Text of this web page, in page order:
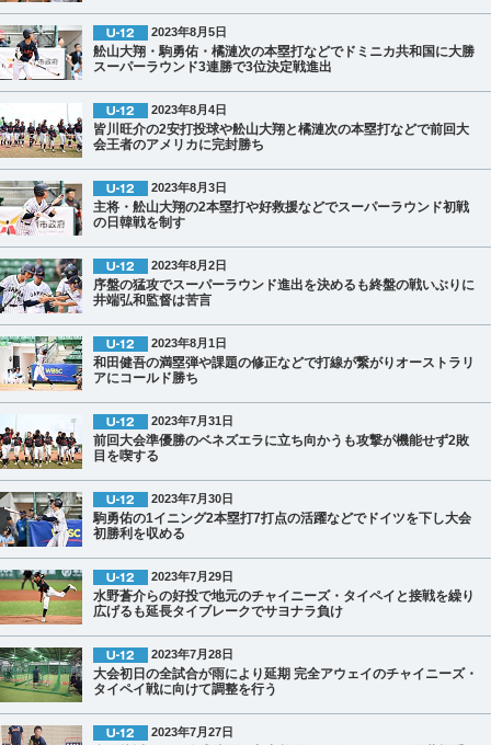
2023年8月5日
舩山大翔・駒勇佑・橘漣次の本塁打などでドミニカ共和国に大勝
スーパーラウンド3連勝で3位決定戦進出
2023年8月4日
皆川旺介の2安打投球や舩山大翔と橘漣次の本塁打などで前回大
会王者のアメリカに完封勝ち
2023年8月3日
主将・舩山大翔の2本塁打や好救援などでスーパーラウンド初戦
の日韓戦を制す
2023年8月2日
序盤の猛攻でスーパーラウンド進出を決めるも終盤の戦いぶりに
井端弘和監督は苦言
2023年8月1日
和田健吾の満塁弾や課題の修正などで打線が繋がりオーストラリ
アにコールド勝ち
2023年7月31日
前回大会準優勝のベネズエラに立ち向かうも攻撃が機能せず2敗
目を喫する
2023年7月30日
駒勇佑の1イニング2本塁打7打点の活躍などでドイツを下し大会
初勝利を収める
2023年7月29日
水野蒼介らの好投で地元のチャイニーズ・タイペイと接戦を繰り
広げるも延長タイブレークでサヨナラ負け
2023年7月28日
大会初日の全試合が雨により延期 完全アウェイのチャイニーズ・
タイペイ戦に向けて調整を行う
2023年7月27日